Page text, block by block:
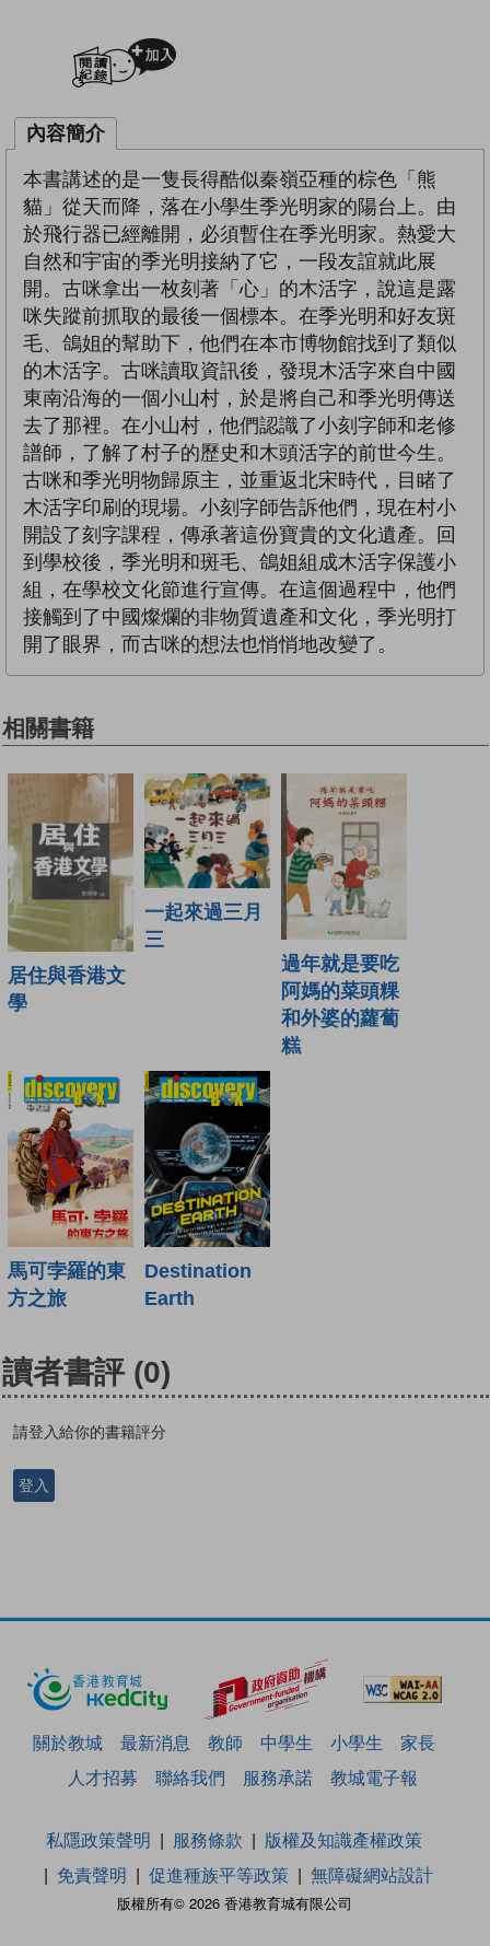
內容簡介
本書講述的是一隻長得酷似秦嶺亞種的棕色「熊
貓」從天而降，落在小學生季光明家的陽台上。由
於飛行器已經離開，必須暫住在季光明家。熱愛大
自然和宇宙的季光明接納了它，一段友誼就此展
開。古咪拿出一枚刻著「心」的木活字，說這是露
咪失蹤前抓取的最後一個標本。在季光明和好友斑
毛、鴿姐的幫助下，他們在本市博物館找到了類似
的木活字。古咪讀取資訊後，發現木活字來自中國
東南沿海的一個小山村，於是將自己和季光明傳送
去了那裡。在小山村，他們認識了小刻字師和老修
譜師，了解了村子的歷史和木頭活字的前世今生。
古咪和季光明物歸原主，並重返北宋時代，目睹了
木活字印刷的現場。小刻字師告訴他們，現在村小
開設了刻字課程，傳承著這份寶貴的文化遺產。回
到學校後，季光明和斑毛、鴿姐組成木活字保護小
組，在學校文化節進行宣傳。在這個過程中，他們
接觸到了中國燦爛的非物質遺產和文化，季光明打
開了眼界，而古咪的想法也悄悄地改變了。
相關書籍
居住與香港文
學
一起來過三月
三
過年就是要吃
阿媽的菜頭粿
和外婆的蘿蔔
糕
馬可孛羅的東
方之旅
Destination
Earth
讀者書評 (0)
請登入給你的書籍評分
登入
關於教城 最新消息 教師 中學生 小學生
家長
人才招募
聯絡我們 服務承諾 教城電子報
版權所有© 2026 香港教育城有限公司
私隱政策聲明 服務條款
版權及知識產權政策
免責聲明
促進種族平等政策 無障礙網站設計